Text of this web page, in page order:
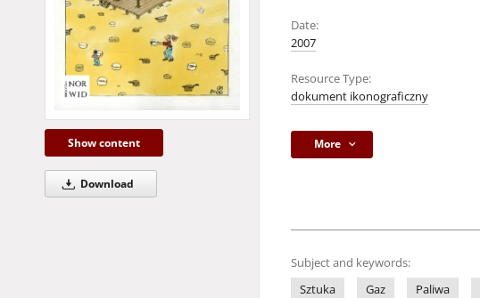
Show content
Download
Date:
2007
Resource Type:
dokument ikonograficzny
More
Subject and keywords:
Sztuka
Gaz Paliwa